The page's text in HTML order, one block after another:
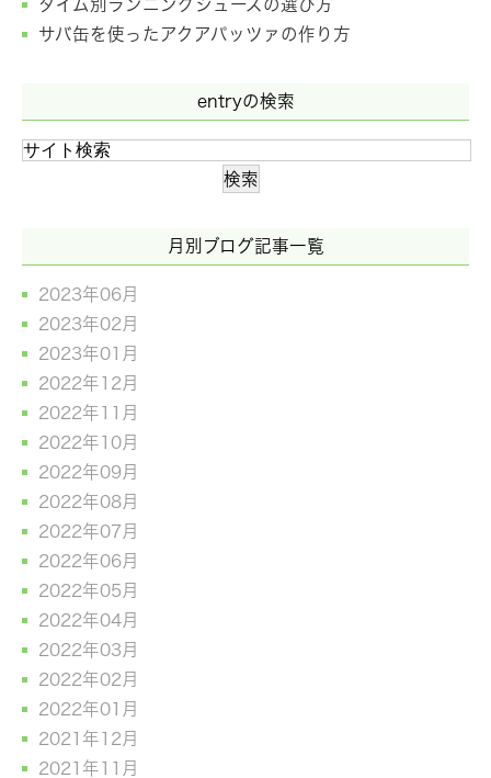
タイム別ランニングシューズの選び方
サバ缶を使ったアクアパッツァの作り方
entryの検索
月別ブログ記事一覧
2023年06月
2023年02月
2023年01月
2022年12月
2022年11月
2022年10月
2022年09月
2022年08月
2022年07月
2022年06月
2022年05月
2022年04月
2022年03月
2022年02月
2022年01月
2021年12月
2021年11月